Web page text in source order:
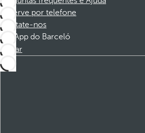
Reserve por telefone
Contate-nos
App do Barceló
Baixar